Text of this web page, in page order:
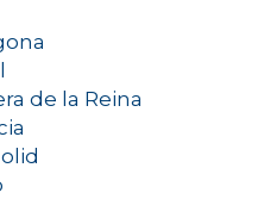
de la Reina